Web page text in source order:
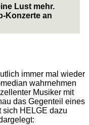
Lust mehr.
Konzerte an
immer mal wieder
wahrnehmen
Musiker mit
das Gegenteil eines
sich HELGE dazu